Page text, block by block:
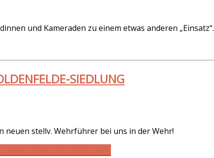
und Kameraden zu einem etwas anderen „Einsatz“.
SIEDLUNG
neuen stellv. Wehrführer bei uns in der Wehr!